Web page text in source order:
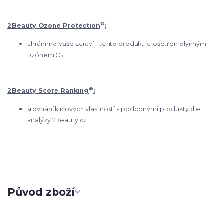
2Beauty Ozone Protection®:
chráníme Vaše zdraví - tento produkt je ošetřen plynným
ozónem O3
2Beauty Score Ranking®:
srovnání klíčových vlastností s podobnými produkty dle
analýzy 2Beauty.cz
Původ zboží